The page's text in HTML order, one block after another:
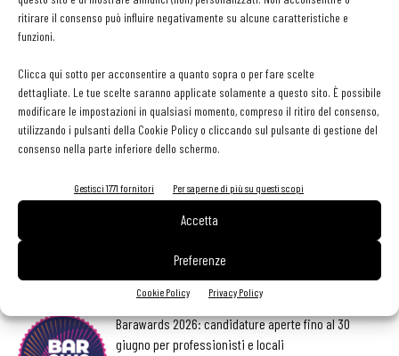
ritirare il consenso può influire negativamente su alcune caratteristiche e
funzioni.
Clicca qui sotto per acconsentire a quanto sopra o per fare scelte
dettagliate. Le tue scelte saranno applicate solamente a questo sito. È possibile
modificare le impostazioni in qualsiasi momento, compreso il ritiro del consenso,
utilizzando i pulsanti della Cookie Policy o cliccando sul pulsante di gestione del
consenso nella parte inferiore dello schermo.
Gestisci 1771 fornitori Per saperne di più su questi scopi
Accetta
Preferenze
Cookie Policy Privacy Policy
Facebook Twitter
LEGGI ANCHE
Manda la tua ricetta
Barawards 2026: candidature aperte fino al 30
giugno per professionisti e locali